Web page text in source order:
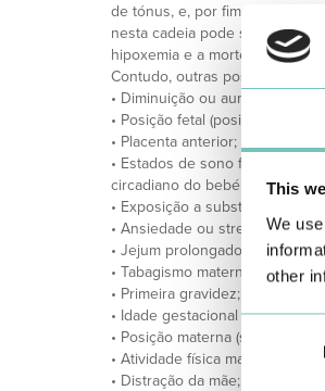
This
We
other
Selection
de tónus, e, por fim, estes são
nesta cadeia pode ser
hipoxemia e a morte fetal.
Contudo, outras possíveis
• Diminuição ou aumento do
• Posição fetal (posição
• Placenta anterior;
• Estados de sono fetal (os
circadiano do bebé acentua-se
• Exposição a substâncias que
• Ansiedade ou stresse
• Jejum prolongado;
• Tabagismo materno;
• Primeira gravidez;
• Idade gestacional precoce;
• Posição materna (sentada/em
• Atividade física materna;
• Distração da mãe;